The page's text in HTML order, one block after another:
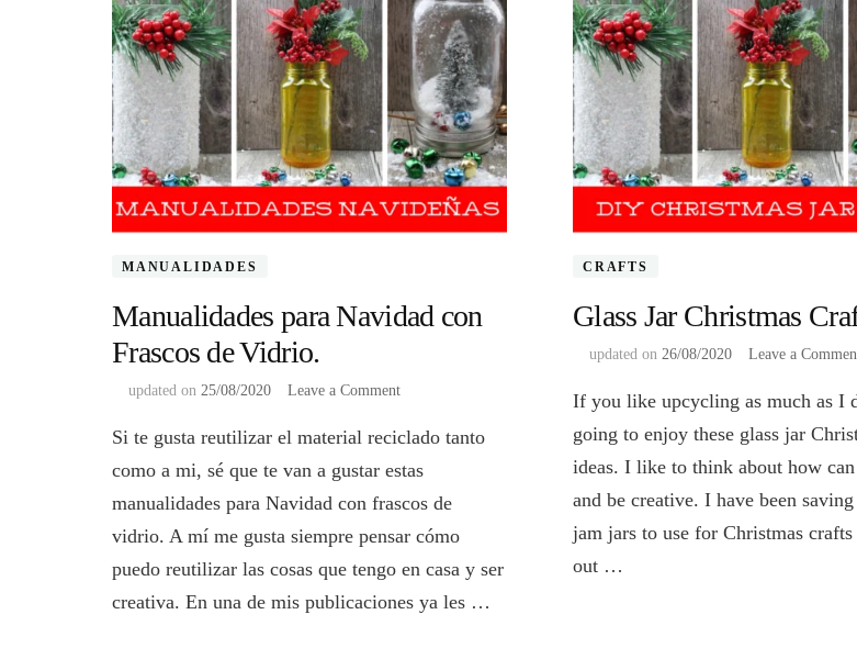
MANUALIDADES
Manualidades para Navidad con
Frascos de Vidrio.
updated on 25/08/2020 Leave a Commenton
para
con
Frascos
Si te gusta reutilizar el material reciclado tanto
como a mi, sé que te van a gustar estas
manualidades para Navidad con frascos de
vidrio. A mí me gusta siempre pensar cómo
puedo reutilizar las cosas que tengo en casa y ser
creativa. En una de mis publicaciones ya les …
CRAFTS
Glass Jar Christmas
updated on 26/08/2020 Leave a
If you like upcycling as much as I
going to enjoy these glass jar
ideas. I like to think about how
and be creative. I have been
jam jars to use for Christmas
out …